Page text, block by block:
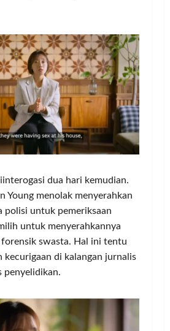
dua hari kemudian.
Young menolak menyerahkan
polisi untuk pemeriksaan
untuk menyerahkannya
forensik swasta. Hal ini tentu
kecurigaan di kalangan jurnalis
penyelidikan.